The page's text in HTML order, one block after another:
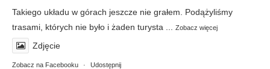
Takiego układu w górach jeszcze nie grałem. Podążyliśmy
trasami, których nie było i żaden turysta
Zobacz więcej
Zdjęcie
Zobacz na Facebooku · Udostępnij